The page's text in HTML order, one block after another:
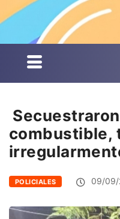
combustible,
POLICIALES 09/09/